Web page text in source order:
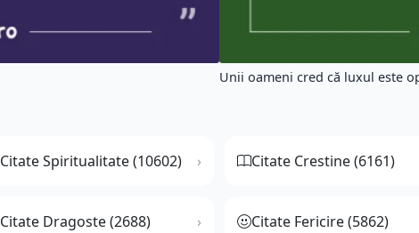
Unii oameni cred că luxul este
Citate Spiritualitate (10602) Citate Crestine (6161)
Citate Dragoste (2688) Citate Fericire (5862)